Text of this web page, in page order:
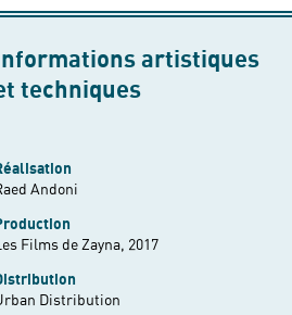
Informations artistiques
techniques
Andoni
Films de Zayna, 2017
Distribution